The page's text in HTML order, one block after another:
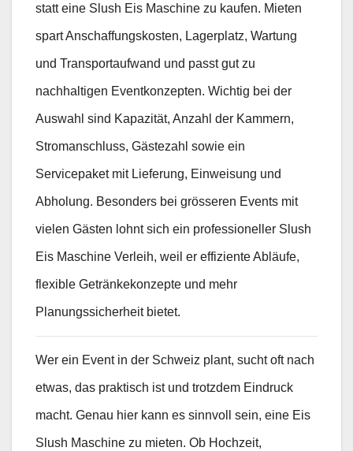
statt eine Slush Eis Maschine zu kaufen. Mieten
spart Anschaffungskosten, Lagerplatz, Wartung
und Transportaufwand und passt gut zu
nachhaltigen Eventkonzepten. Wichtig bei der
Auswahl sind Kapazität, Anzahl der Kammern,
Stromanschluss, Gästezahl sowie ein
Servicepaket mit Lieferung, Einweisung und
Abholung. Besonders bei grösseren Events mit
vielen Gästen lohnt sich ein professioneller Slush
Eis Maschine Verleih, weil er effiziente Abläufe,
flexible Getränkekonzepte und mehr
Planungssicherheit bietet.
Wer ein Event in der Schweiz plant, sucht oft nach
etwas, das praktisch ist und trotzdem Eindruck
macht. Genau hier kann es sinnvoll sein, eine Eis
Slush Maschine zu mieten. Ob Hochzeit,